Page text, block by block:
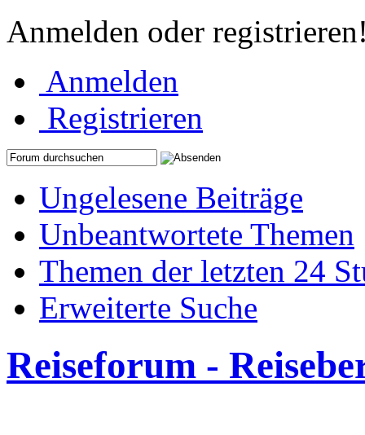
Anmelden oder
Anmelden
Registrieren
Ungelesene Beiträge
Unbeantwortete Themen
Themen der letzten 24
Erweiterte Suche
Reiseforum -